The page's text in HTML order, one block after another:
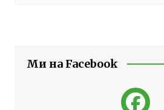
Ми на Facebook